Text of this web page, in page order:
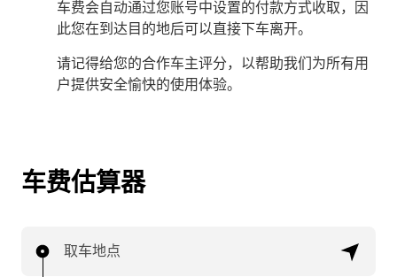
车费会自动通过您账号中设置的付款方式收取，因
此您在到达目的地后可以直接下车离开。
请记得给您的合作车主评分，以帮助我们为所有用
户提供安全愉快的使用体验。
车费估算器
取车地点